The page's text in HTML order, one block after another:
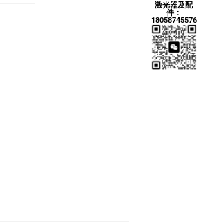
激光器及配
件：
18058745576